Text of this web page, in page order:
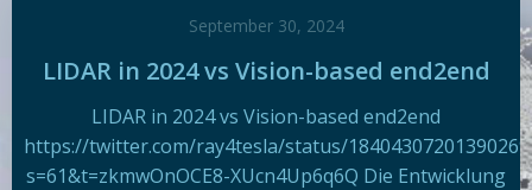
September 30, 2024
LIDAR in 2024 vs Vision-based end2end
LIDAR in 2024 vs Vision-based end2end
https://twitter.com/ray4tesla/status/
s=61&t=zkmwOnOCE8-XUcn4Up6q6Q Die Entwicklung